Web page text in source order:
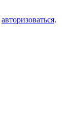
авторизоваться.